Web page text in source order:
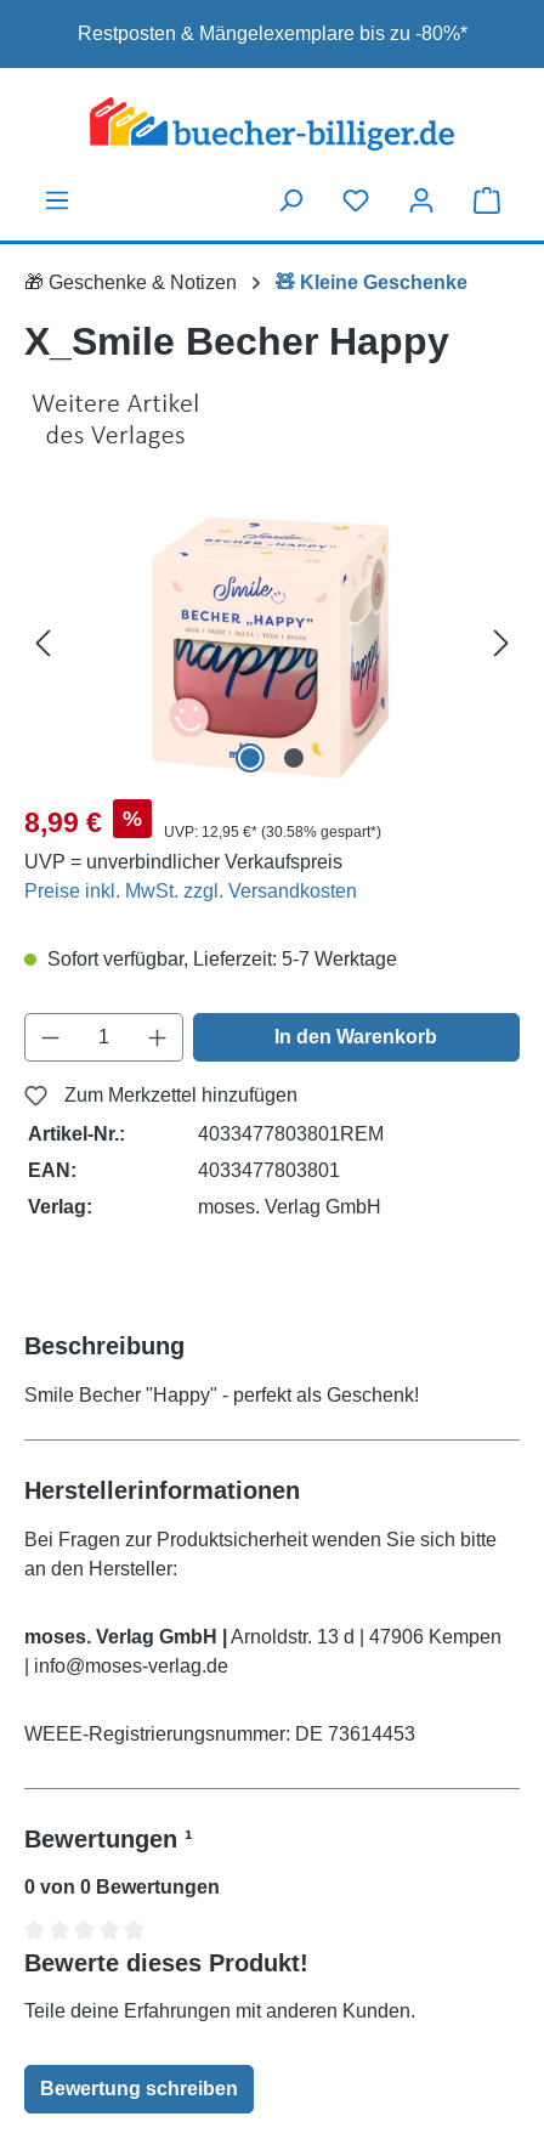
Zum Hauptinhalt springen
Restposten & Mängelexemplare bis zu -80%*
🎁 Geschenke & Notizen 🧸 Kleine Geschenke
X_Smile Becher Happy
Bildergalerie überspringen
Verkaufspreis:
8,99 € %
UVP: 12,95 €* (30.58% gespart*)
UVP = unverbindlicher Verkaufspreis
Preise inkl. MwSt. zzgl. Versandkosten
Sofort verfügbar, Lieferzeit: 5-7 Werktage
Produkt Anzahl: Gib den gewünschten
In den Warenkorb
Zum Merkzettel hinzufügen
Artikel-Nr.:
4033477803801REM
EAN:
4033477803801
Verlag:
moses. Verlag GmbH
Beschreibung
Smile Becher "Happy" - perfekt als Geschenk!
Herstellerinformationen
Bei Fragen zur Produktsicherheit wenden Sie sich bitte
an den Hersteller:
moses. Verlag GmbH |
Arnoldstr. 13 d | 47906 Kempen
| info@moses-verlag.de
WEEE-Registrierungsnummer: DE 73614453
Bewertungen ¹
0 von 0 Bewertungen
Durchschnittliche Bewertung von 0 von 5 Sternen
Bewerte dieses Produkt!
Teile deine Erfahrungen mit anderen Kunden.
Bewertung schreiben